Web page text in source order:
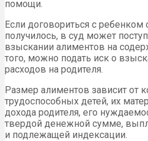
помощи.
Если договориться с ребенком
получилось, в суд может
взыскании алиментов на
того, можно подать иск о
расходов на родителя.
Размер алиментов зависит от
трудоспособных детей, их
дохода родителя, его
твердой денежной сумме,
и подлежащей индексации.